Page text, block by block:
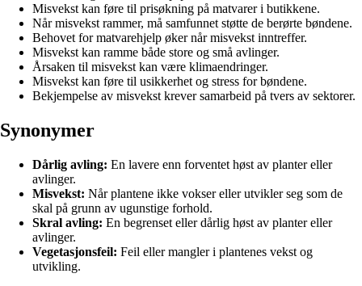
Misvekst kan føre til prisøkning på matvarer i butikkene.
Når misvekst rammer, må samfunnet støtte de berørte bøndene.
Behovet for matvarehjelp øker når misvekst inntreffer.
Misvekst kan ramme både store og små avlinger.
Årsaken til misvekst kan være klimaendringer.
Misvekst kan føre til usikkerhet og stress for bøndene.
Bekjempelse av misvekst krever samarbeid på tvers av sektorer.
Synonymer
Dårlig avling: En lavere enn forventet høst av planter eller
avlinger.
Misvekst: Når plantene ikke vokser eller utvikler seg som de
skal på grunn av ugunstige forhold.
Skral avling: En begrenset eller dårlig høst av planter eller
avlinger.
Vegetasjonsfeil: Feil eller mangler i plantenes vekst og
utvikling.